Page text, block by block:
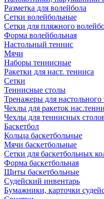
Разметка для волейбола
Сетки волейбольные
Сетки для пляжного
Форма волейбольная
Настольный теннис
Мячи
Наборы теннисные
Ракетки для наст. тенниса
Сетки
Теннисные столы
Тренажеры для настольного
Чехлы для ракеток
Чехлы для теннисных
Баскетбол
Кольца баскетбольные
Мячи баскетбольные
Сетки для баскетбольных
Форма баскетбольная
Щиты баскетбольные
Судейский инвентарь
Бумажники, карточки